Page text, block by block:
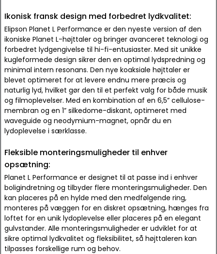
Ikonisk fransk design med forbedret lydkvalitet:
Elipson Planet L Performance er den nyeste version af den
ikoniske Planet L-højttaler og bringer avanceret teknologi og
forbedret lydgengivelse til hi-fi-entusiaster. Med sit unikke
kugleformede design sikrer den en optimal lydspredning og
minimal intern resonans. Den nye koaksiale højttaler er
blevet optimeret for at levere endnu mere præcis og
naturlig lyd, hvilket gør den til et perfekt valg for både musik
og filmoplevelser. Med en kombination af en 6,5” cellulose-
membran og en 1” silkedome-diskant, optimeret med
waveguide og neodymium-magnet, opnår du en
lydoplevelse i særklasse.
Fleksible monteringsmuligheder til enhver
opsætning:
Planet L Performance er designet til at passe ind i enhver
boligindretning og tilbyder flere monteringsmuligheder. Den
kan placeres på en hylde med den medfølgende ring,
monteres på væggen for en diskret opsætning, hænges fra
loftet for en unik lydoplevelse eller placeres på en elegant
gulvstander. Alle monteringsmuligheder er udviklet for at
sikre optimal lydkvalitet og fleksibilitet, så højttaleren kan
tilpasses forskellige rum og behov.